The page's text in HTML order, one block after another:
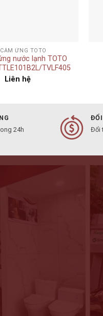
ỨNG TOTO
nước lạnh TOTO
TVLF405
Liên hệ
24h
ĐỔI
Đổi